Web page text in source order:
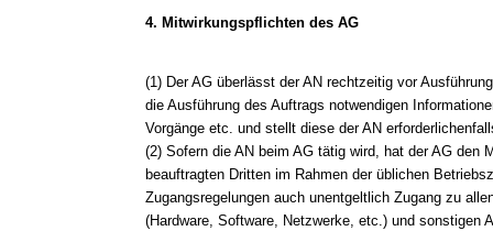
4. Mitwirkungspflichten des AG
(1) Der AG überlässt der AN rechtzeitig vor
die Ausführung des Auftrags notwendigen
Vorgänge etc. und stellt diese der AN
(2) Sofern die AN beim AG tätig wird, hat der AG den
beauftragten Dritten im Rahmen der üblichen
Zugangsregelungen auch unentgeltlich Zugang zu
(Hardware, Software, Netzwerke, etc.) und sonstigen